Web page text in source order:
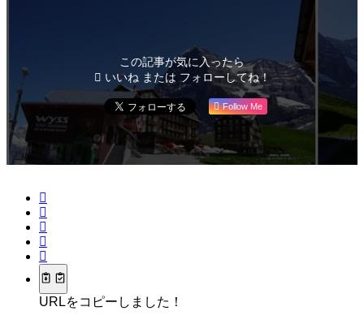
この記事が気に入ったら
いいね または フォローしてね！
Follow Me
URLをコピーしました！